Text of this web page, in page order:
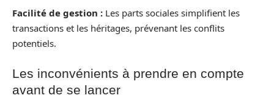
Facilité de gestion : Les parts sociales simplifient les
transactions et les héritages, prévenant les conflits
potentiels.
Les inconvénients à prendre en compte
avant de se lancer